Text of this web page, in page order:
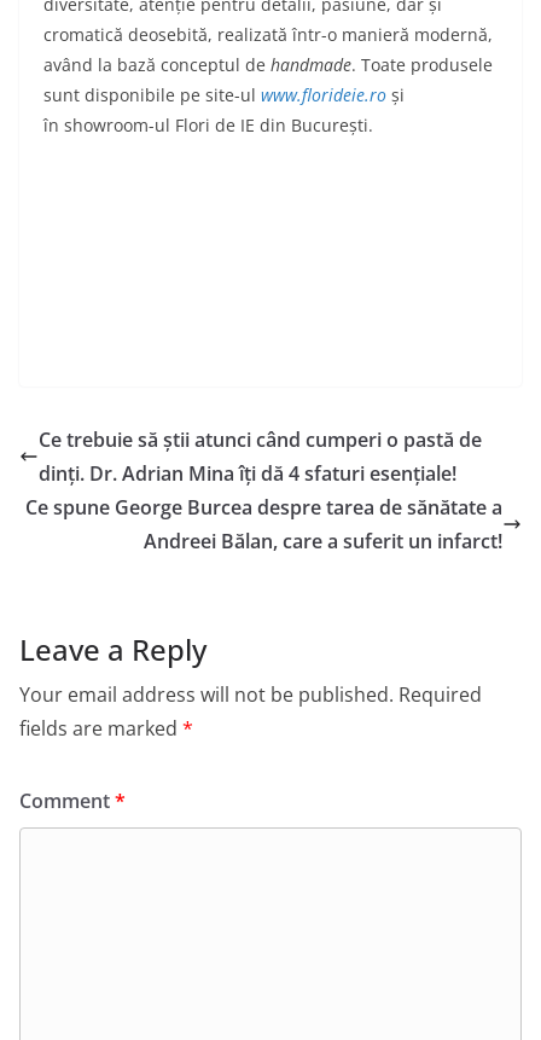
cromatică deosebită, realizată într-o manieră modernă,
având la bază conceptul de handmade. Toate produsele
sunt disponibile pe site-ul www.florideie.ro și
în showroom-ul Flori de IE din București.
Ce trebuie să știi atunci când cumperi o pastă de
dinți. Dr. Adrian Mina îți dă 4 sfaturi esențiale!
Ce spune George Burcea despre tarea de sănătate a
Andreei Bălan, care a suferit un infarct!
Leave a Reply
Your email address will not be published. Required
fields are marked *
Comment*